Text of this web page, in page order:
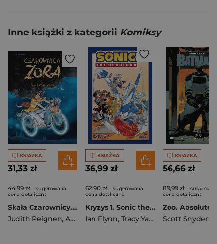
Inne książki z kategorii Komiksy
KSIĄŻKA
31,33 zł
44,99 zł - sugerowana
cena detaliczna
Skała Czarownicy. Czarownica Zora. Tom 5
Judith Peignen, Ariane Delrieu
KSIĄŻKA
36,99 zł
62,90 zł - sugerowana
cena detaliczna
Kryzys 1. Sonic the Hedgehog. Tom 9 wyd. 2
Ian Flynn, Tracy Yardley ,Jack
KSIĄŻKA
56,66 zł
89,99 zł -
cena detaliczna
Scott Snyder,